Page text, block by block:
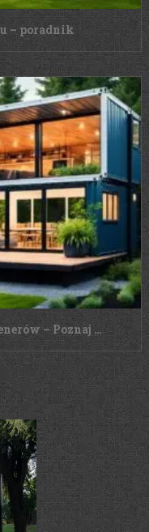
– poradnik
– Poznaj …